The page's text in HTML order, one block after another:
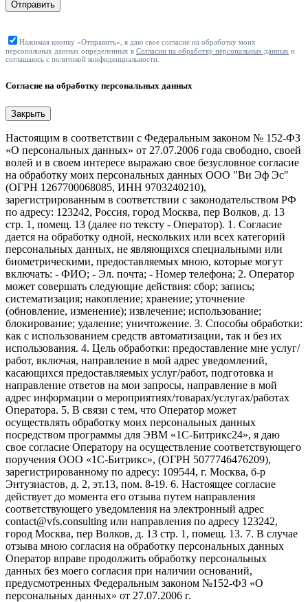
Отправить
Нажимая кнопку «Отправить», я даю свое согласие на обработку моих
персональных данных определенных в Согласии на обработку персональных данных и
соглашаюсь с политикой конфиденциальности.
Согласие на обработку персональных данных
Закрыть
Настоящим в соответствии с Федеральным законом № 152-ФЗ
«О персональных данных» от 27.07.2006 года свободно, своей
волей и в своем интересе выражаю свое безусловное согласие
на обработку моих персональных данных ООО "Ви Эф Эс"
(ОГРН 1267700068085, ИНН 9703240210),
зарегистрированным в соответствии с законодательством РФ
по адресу: 123242, Россия, город Москва, пер Волков, д. 13
стр. 1, помещ. 13 (далее по тексту - Оператор). 1. Согласие
дается на обработку одной, нескольких или всех категорий
персональных данных, не являющихся специальными или
биометрическими, предоставляемых мною, которые могут
включать: - ФИО; - Эл. почта; - Номер телефона; 2. Оператор
может совершать следующие действия: сбор; запись;
систематизация; накопление; хранение; уточнение
(обновление, изменение); извлечение; использование;
блокирование; удаление; уничтожение. 3. Способы обработки:
как с использованием средств автоматизации, так и без их
использования. 4. Цель обработки: предоставление мне услуг/
работ, включая, направление в мой адрес уведомлений,
касающихся предоставляемых услуг/работ, подготовка и
направление ответов на мои запросы, направление в мой
адрес информации о мероприятиях/товарах/услугах/работах
Оператора. 5. В связи с тем, что Оператор может
осуществлять обработку моих персональных данных
посредством программы для ЭВМ «1С-Битрикс24», я даю
свое согласие Оператору на осуществление соответствующего
поручения ООО «1С-Битрикс», (ОГРН 5077746476209),
зарегистрированному по адресу: 109544, г. Москва, б-р
Энтузиастов, д. 2, эт.13, пом. 8-19. 6. Настоящее согласие
действует до момента его отзыва путем направления
соответствующего уведомления на электронный адрес
contact@vfs.consulting или направления по адресу 123242,
город Москва, пер Волков, д. 13 стр. 1, помещ. 13. 7. В случае
отзыва мною согласия на обработку персональных данных
Оператор вправе продолжить обработку персональных
данных без моего согласия при наличии оснований,
предусмотренных Федеральным законом №152-ФЗ «О
персональных данных» от 27.07.2006 г.